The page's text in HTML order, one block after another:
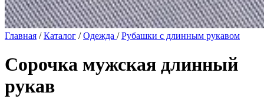
Главная / Каталог / Одежда / Рубашки с длинным рукавом
Сорочка мужская длинный
рукав